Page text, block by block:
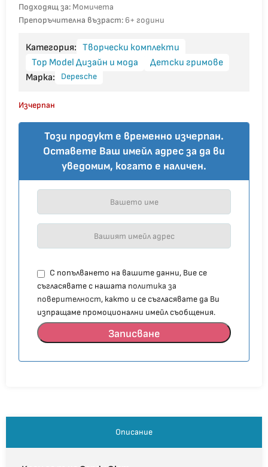
Подходящ за: Момичета
Препоръчителна възраст: 6+ години
Категория: Творчески комплекти
Top Model Дизайн и мода
Детски гримове
Марка:
Depesche
Изчерпан
Този продукт е временно изчерпан.
Оставете Ваш имейл адрес за да ви
уведомим, когато е наличен.
С попълването на вашите данни, Вие се
съгласявате с нашата политика за
поверителност, както и се съгласявате да Ви
изпращаме промоционални имейл съобщения.
Записване
Описание